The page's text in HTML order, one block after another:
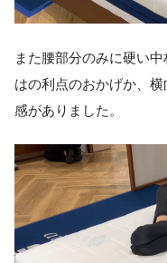
また腰部分のみに硬い
はの利点のおかげか、
感がありました。